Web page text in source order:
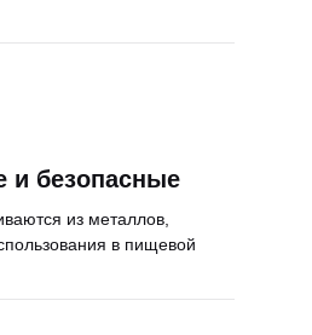
и безопасные
из металлов,
в пищевой